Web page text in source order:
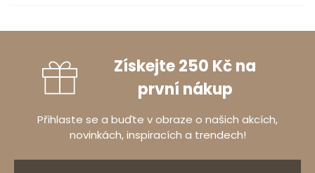
4počet recenzí
ze všech dob
uživatelem
3
2
1 0%
Získejte 250 Kč na
první nákup
Přihlaste se a buďte v obraze o našich akcích,
novinkách, inspiracích a trendech!